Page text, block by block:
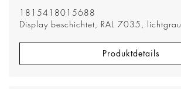
1815418015688
Display beschichtet, RAL 7035, lichtgrau
Produktdetails